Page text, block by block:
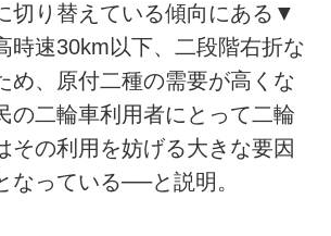
切り替えている傾向にある▼
時速30km以下、二段階右折な
め、原付二種の需要が高くな
の二輪車利用者にとって二輪
その利用を妨げる大きな要因
なっている──と説明。